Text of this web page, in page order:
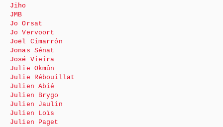
Jiho
JMB
Jo Orsat
Jo Vervoort
Joël Cimarrón
Jonas Sénat
José Vieira
Julie Okmûn
Julie Rébouillat
Julien Abié
Julien Brygo
Julien Jaulin
Julien Loïs
Julien Paget